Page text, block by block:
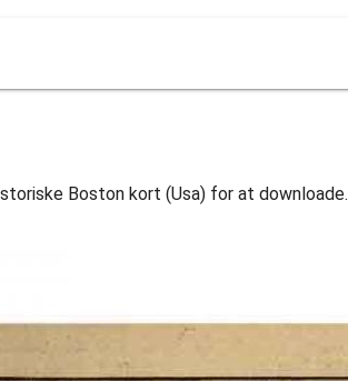
Boston kort (Usa) for at downloade.